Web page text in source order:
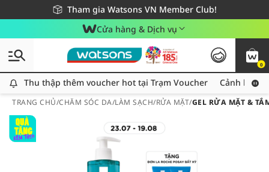
Tham gia Watsons VN Member Club!
Miễn phí giao hàng cho đơn hàng từ 249,000Đ
Giao hàng nhanh 24h - Áp dụng khu vực TP. Hồ Chí Minh
Cửa hàng & Dịch vụ
0
Thu thập thêm voucher hot tại Trạm Voucher
Thu thập thêm voucher hot tại Trạm Voucher Cảnh báo
TRANG CHỦ/CHĂM SÓC DA/LÀM SẠCH/RỬA MẶT/GEL RỬA MẶT &